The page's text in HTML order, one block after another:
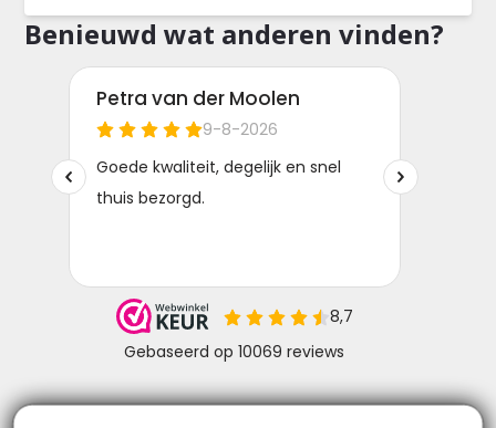
Benieuwd wat anderen vinden?